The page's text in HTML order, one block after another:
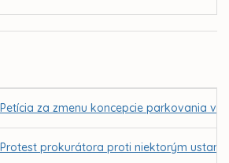
Petícia za zmenu koncepcie parkovania v
Protest prokurátora proti niektorým